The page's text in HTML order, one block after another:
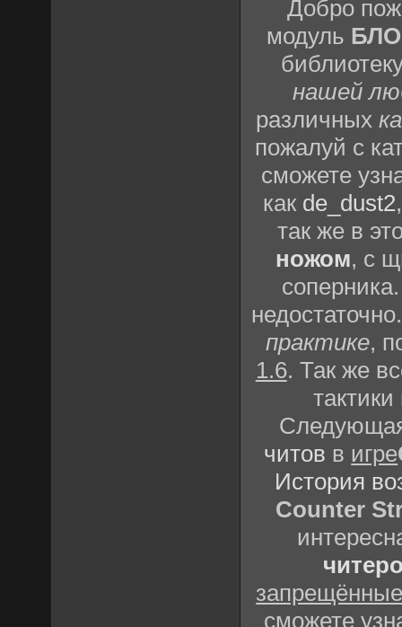
Добро
модуль
нашей
различных
пожалуй с
сможете
как de_dust2
так же в
ножом, с
практике,
1.6. Так же
Следующая
читов в игре
История
Counter
сможете